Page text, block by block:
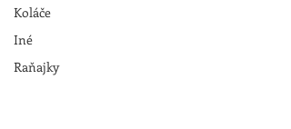
Koláče
Iné
Raňajky